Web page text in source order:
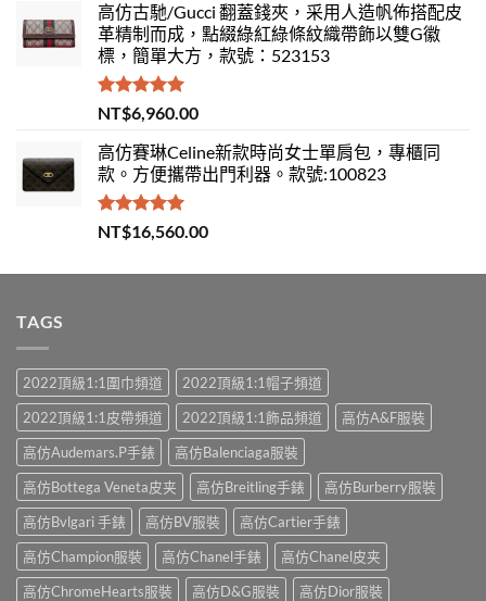
高仿古馳/Gucci 翻蓋錢夾，采用人造帆佈搭配皮
革精制而成，點綴綠紅綠條紋織帶飾以雙G徽
標，簡單大方，款號：523153
評分 5.00
滿分 5
NT$6,960.00
高仿賽琳Celine新款時尚女士單肩包，專櫃同
款。方便攜帶出門利器。款號:100823
評分5.00
滿分 5
NT$16,560.00
TAGS
2022頂級1:1圍巾頻道
2022頂級1:1帽子頻道
2022頂級1:1皮帶頻道
2022頂級1:1飾品頻道
高仿A&F服裝
高仿Audemars.P手錶
高仿Balenciaga服裝
高仿Bottega Veneta皮夹
高仿Breitling手錶
高仿Burberry服裝
高仿Bvlgari 手錶
高仿BV服裝
高仿Cartier手錶
高仿Champion服裝
高仿Chanel手錶
高仿Chanel皮夹
高仿ChromeHearts服裝
高仿D&G服裝
高仿Dior服裝